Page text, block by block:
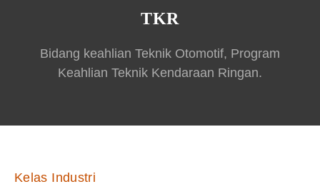
TKR
Bidang keahlian Teknik Otomotif, Program
Keahlian Teknik Kendaraan Ringan.
Kelas Industri